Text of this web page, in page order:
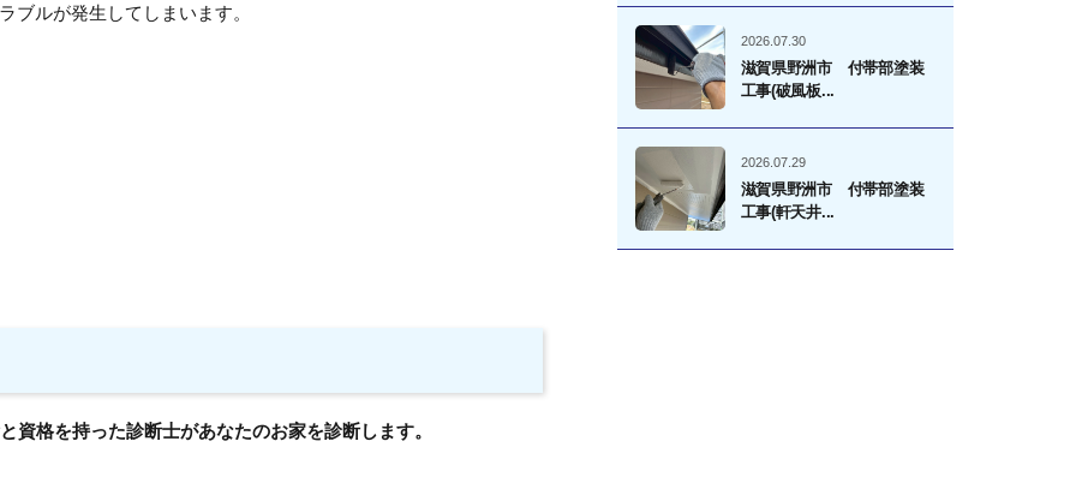
ブルが発生してしまいます。
資格を持った診断士があなたのお家を診断します。
2026.07.30
滋賀県野洲市 付帯部塗装
工事(破風板...
2026.07.29
滋賀県野洲市 付帯部塗装
工事(軒天井...